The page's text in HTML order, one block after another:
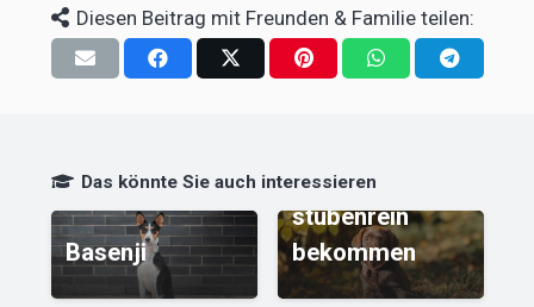
Diesen Beitrag mit Freunden & Familie teilen:
Das könnte Sie auch interessieren
Welpen
stubenrein
bekommen
Bouvier des
Flandres